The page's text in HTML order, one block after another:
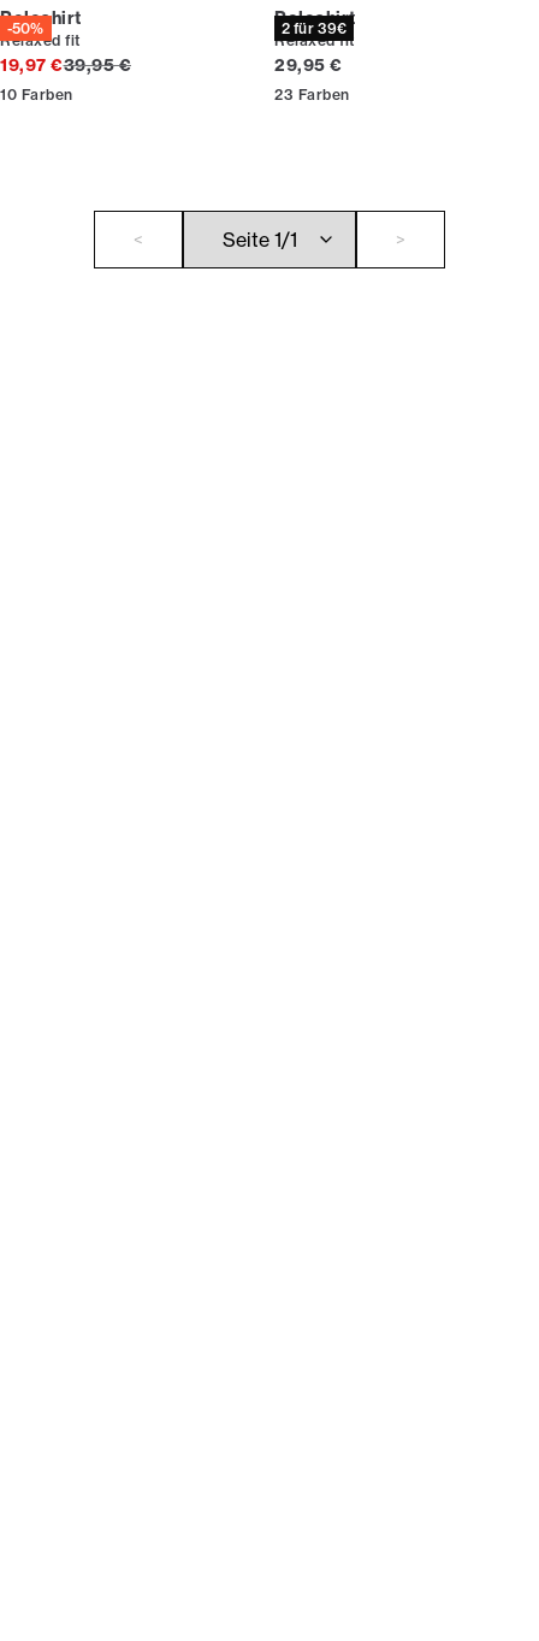
-50%
Poloshirt
Relaxed fit
19,97 €Ursprünglicher Preis
39,95 €
10 Farben
2 für 39€
Poloshirt
Relaxed fit
Preis
29,95 €
23 Farben